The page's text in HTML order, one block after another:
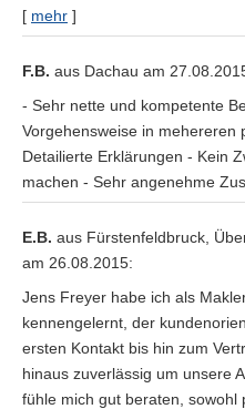
[ mehr ]
F.B. aus Dachau am
- Sehr nette und kompetente
Vorgehensweise in mehereren
Detailierte Erklärungen - Kein
machen - Sehr angenehme
E.B. aus Fürstenfeldbruck ,
am 26.08.2015:
Jens Freyer habe ich als
kennengelernt, der
ersten Kontakt bis hin zum
hinaus zuverlässig um unsere
fühle mich gut beraten, sowohl